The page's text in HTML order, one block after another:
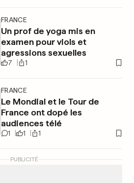
FRANCE
Un prof de yoga mis en
examen pour viols et
agressions sexuelles
7 1
FRANCE
Le Mondial et le Tour de
France ont dopé les
audiences télé
1 1 1
PUBLICITÉ